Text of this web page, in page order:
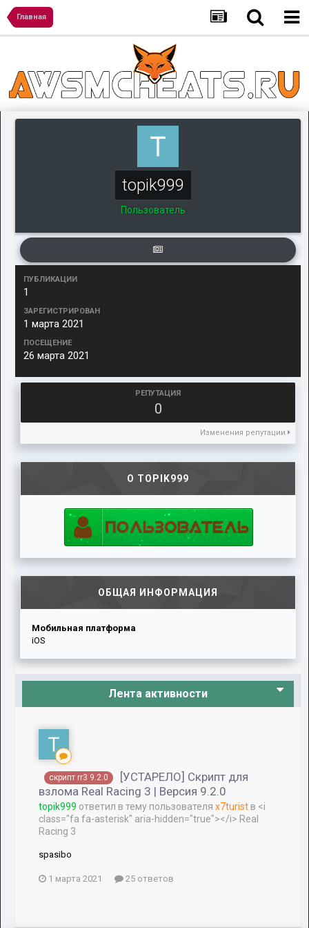
Главная
topik999
Пользователь
ПУБЛИКАЦИИ
1
ЗАРЕГИСТРИРОВАН
1 марта 2021
ПОСЕЩЕНИЕ
26 марта 2021
РЕПУТАЦИЯ
0
Изменения репутации
О TOPIK999
ОБЩАЯ ИНФОРМАЦИЯ
Мобильная платформа
iOS
Лента активности
скрипт rr3 9.2.0
[УСТАРЕЛО] Скрипт для
взлома Real Racing 3 | Версия 9.2.0
topik999 ответил в тему пользователя x7turist в <i
class="fa fa-asterisk" aria-hidden="true"></i> Real
Racing 3
spasibo
1 марта 2021 25 ответов